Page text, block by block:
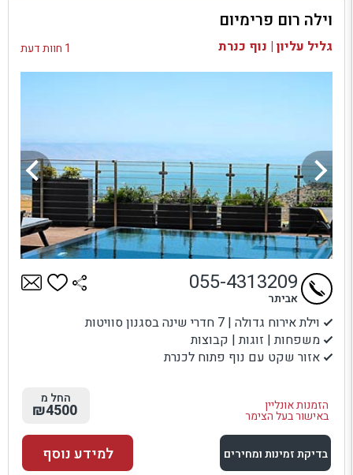
בדיקת זמינות ומחירים
וילה רום פרימיום
גליל עליון | נוף כנרת 1 חוות דעת
וילת אירוח גדולה | 7 חדרי שינה בסגנון סוויטות
משפחות | זוגות | קבוצות
אזור שקט עם נוף פתוח לכנרת
הזמנות אונליין
באישור בעל הצימר
055-4313209
אביתר
החל מ
₪4500
בדיקת זמינות ומחירים למידע נוסף